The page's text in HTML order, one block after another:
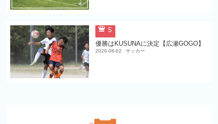
5
優勝はKUSUNAに決定【広瀬GOGO】
2026-08-02 サッカー